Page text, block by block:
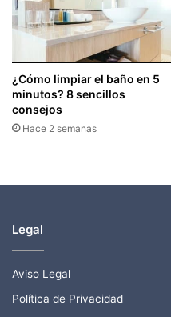
¿Cómo limpiar el baño en 5
minutos? 8 sencillos
consejos
Hace 2 semanas
Legal
Aviso Legal
Política de Privacidad